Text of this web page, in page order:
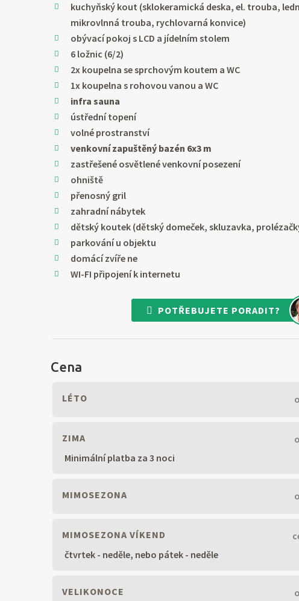
kuchyňský kout (sklokeramická deska, el. trouba,
mikrovlnná trouba, rychlovarná konvice)
obývací pokoj s LCD a jídelním stolem
6 ložnic (6/2)
2x koupelna se sprchovým koutem a WC
1x koupelna s rohovou vanou a WC
infra sauna
ústřední topení
volné prostranství
venkovní zapuštěný bazén 6x3 m
zastřešené osvětlené venkovní posezení
ohniště
přenosný gril
zahradní nábytek
dětský koutek (dětský domeček, skluzavka,
parkování u objektu
domácí zvíře ne
WI-FI připojení k internetu
POTŘEBUJETE PORADIT?
Cena
LÉTO
ZIMA
Minimální platba za 3 noci
MIMOSEZONA
MIMOSEZONA VÍKEND
čtvrtek - neděle, nebo pátek - neděle
VELIKONOCE